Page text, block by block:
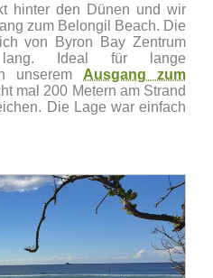
hinter den Dünen und wir
zum Belongil Beach. Die
von Byron Bay Zentrum
Ideal für lange
unserem Ausgang zum
mal 200 Metern am Strand
Die Lage war einfach